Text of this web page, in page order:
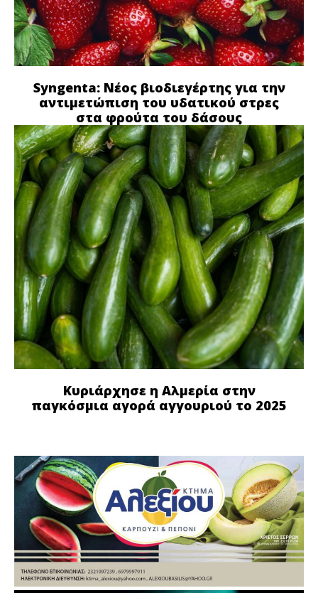
Syngenta: Νέος βιοδιεγέρτης για την
αντιμετώπιση του υδατικού στρες
στα φρούτα του δάσους
Κυριάρχησε η Αλμερία στην
παγκόσμια αγορά αγγουριού το 2025